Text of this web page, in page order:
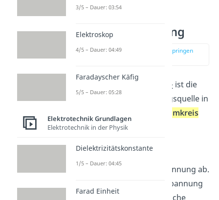
Klemmenspannung
zur Stelle im Video springen
Klemmenspannung Kist die
Spannung einer Spannungsquelle in
geschlossenen Stromkreis
mit Stromfluss. Durch den
Spannungsquelle eine Spannung ab.
Deshalb ist die Klemmenspannung
geringer als die ursprüngliche
3/5 – Dauer: 03:54
Elektroskop
4/5 – Dauer: 04:49
Faradayscher Käfig
5/5 – Dauer: 05:28
Elektrotechnik Grundlagen
Elektrotechnik in der Physik
Dielektrizitätskonstante
1/5 – Dauer: 04:45
Farad Einheit